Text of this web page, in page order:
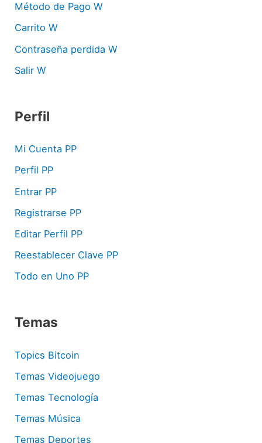
Método de Pago W
Carrito W
Contraseña perdida W
Salir W
Perfil
Mi Cuenta PP
Perfil PP
Entrar PP
Registrarse PP
Editar Perfil PP
Reestablecer Clave PP
Todo en Uno PP
Temas
Topics Bitcoin
Temas Videojuego
Temas Tecnología
Temas Música
Temas Deportes